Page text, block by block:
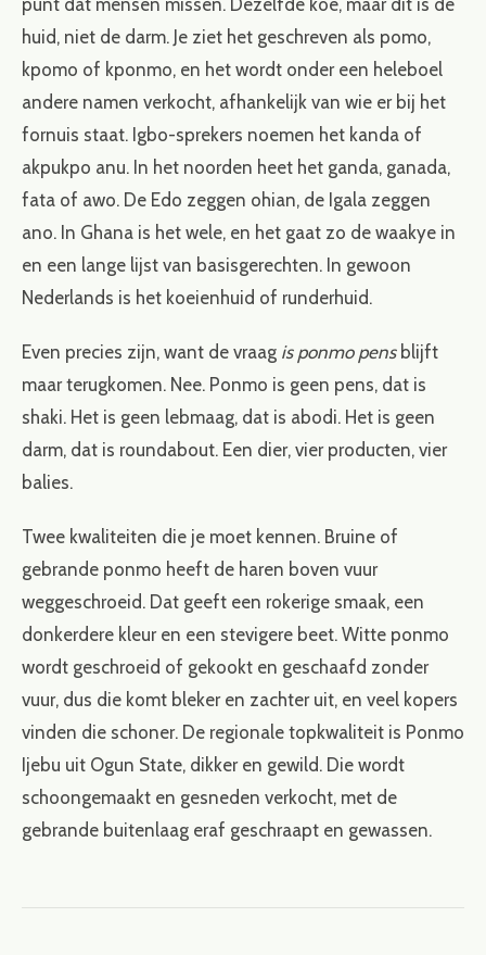
punt dat mensen missen. Dezelfde koe, maar dit is de
huid, niet de darm. Je ziet het geschreven als pomo,
kpomo of kponmo, en het wordt onder een heleboel
andere namen verkocht, afhankelijk van wie er bij het
fornuis staat. Igbo-sprekers noemen het kanda of
akpukpo anu. In het noorden heet het ganda, ganada,
fata of awo. De Edo zeggen ohian, de Igala zeggen
ano. In Ghana is het wele, en het gaat zo de waakye in
en een lange lijst van basisgerechten. In gewoon
Nederlands is het koeienhuid of runderhuid.
Even precies zijn, want de vraag is ponmo pensblijft
maar terugkomen. Nee. Ponmo is geen pens, dat is
shaki. Het is geen lebmaag, dat is abodi. Het is geen
darm, dat is roundabout. Een dier, vier producten, vier
balies.
Twee kwaliteiten die je moet kennen. Bruine of
gebrande ponmo heeft de haren boven vuur
weggeschroeid. Dat geeft een rokerige smaak, een
donkerdere kleur en een stevigere beet. Witte ponmo
wordt geschroeid of gekookt en geschaafd zonder
vuur, dus die komt bleker en zachter uit, en veel kopers
vinden die schoner. De regionale topkwaliteit is Ponmo
Ijebu uit Ogun State, dikker en gewild. Die wordt
schoongemaakt en gesneden verkocht, met de
gebrande buitenlaag eraf geschraapt en gewassen.